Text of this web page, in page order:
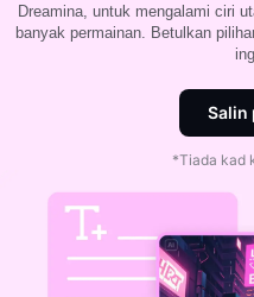
Dreamina, untuk mengalami ciri
banyak permainan. Betulkan
Salin
*Tiada kad